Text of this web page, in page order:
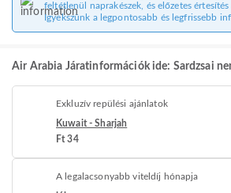
feltétlenül naprakészek, és előzetes
Igyekszünk a legpontosabb és legfrissebb
Air Arabia Járatinformációk ide: Sardzsai
Exkluzív repülési ajánlatok
Kuwait - Sharjah
Ft 34
A legalacsonyabb viteldíj hónapja